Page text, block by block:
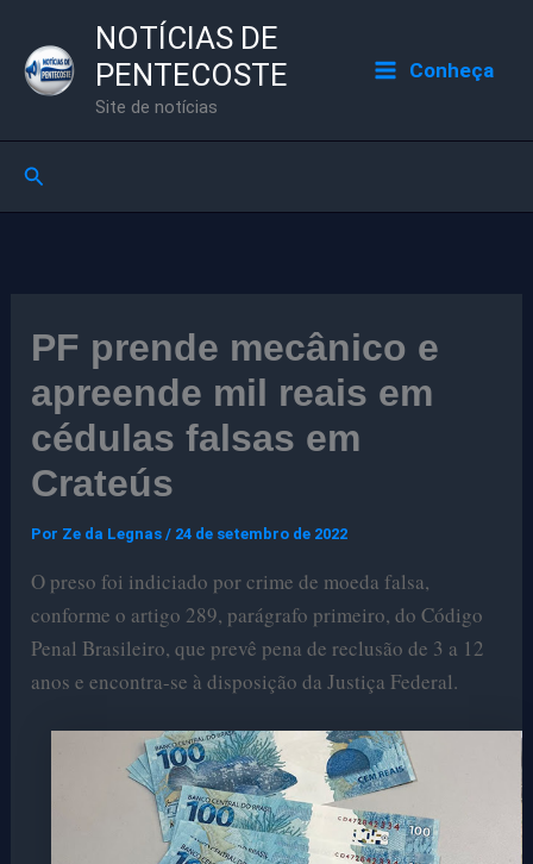
para
NOTÍCIAS DE
PENTECOSTE
Site de notícias
Conheça
Pesquisar
PF prende mecânico e
apreende mil reais em
cédulas falsas em
Crateús
Por Ze da Legnas/ 24 de setembro de 2022
O preso foi indiciado por crime de moeda falsa,
conforme o artigo 289, parágrafo primeiro, do Código
Penal Brasileiro, que prevê pena de reclusão de 3 a 12
anos e encontra-se à disposição da Justiça Federal.